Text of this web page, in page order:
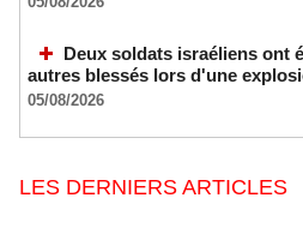
Deux soldats israéliens ont
autres blessés lors d'une
05/08/2026
LES DERNIERS ARTICLES